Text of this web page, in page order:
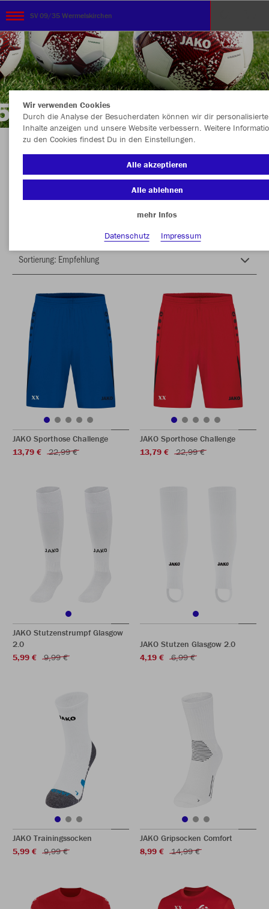
SV 09/35 Wermelskirchen
TEAMSHOP - SV 09/35 WERMELSKIRCHEN
Farbe
JAKO Sporthose Challenge
13,79 €
22,99 €
JAKO Sporthose Challenge
13,79 €
22,99 €
JAKO Stutzenstrumpf Glasgow
2.0
5,99 €
9,99 €
JAKO Stutzen Glasgow 2.0
4,19 €
6,99 €
JAKO Trainingssocken
5,99 €
9,99 €
JAKO Gripsocken Comfort
8,99 €
14,99 €
Wir verwenden Cookies
Durch die Analyse der Besucherdaten können wir dir personalisierte
Inhalte anzeigen und unsere Website verbessern. Weitere
zu den Cookies findest Du in den Einstellungen.
Alle akzeptieren
Alle ablehnen
mehr Infos
Datenschutz
Impressum